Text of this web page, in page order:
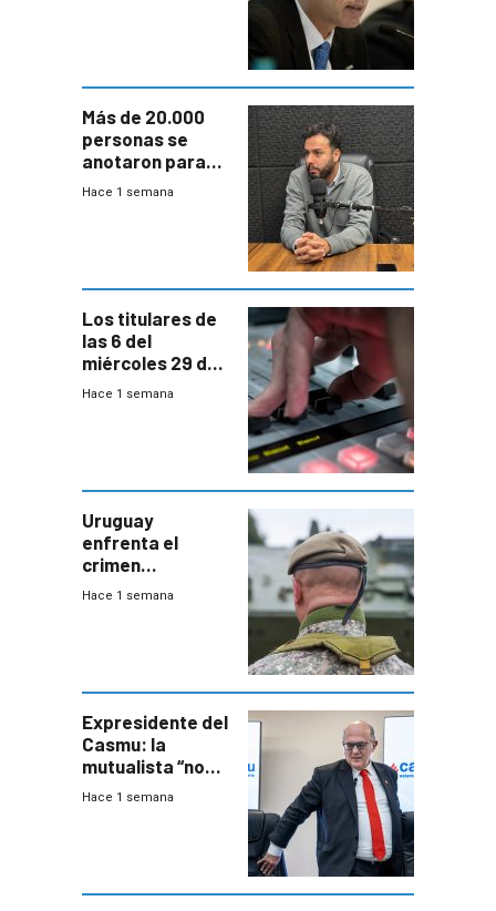
Más de 20.000
personas se
anotaron para
las pruebas
Hace 1 semana
Los titulares de
las 6 del
miércoles 29 de
julio de 2026
Hace 1 semana
Uruguay
enfrenta el
crimen
organizado con
seguridad
Hace 1 semana
Expresidente del
Casmu: la
mutualista “no
está para pagar”
Hace 1 semana